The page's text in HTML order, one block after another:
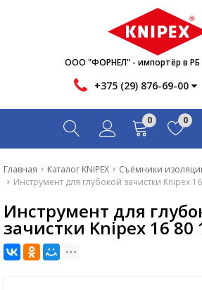
ООО "ФОРНЕЛ" - импортёр в РБ
+375 (29) 876-69-00
Каталог
Новости
0 0
Главная Каталог KNIPEX
Съёмники
Инструмент для глубокой зачистки Knipex
Инструмент для
зачистки Knipex 16 80
Новости
Акции
Инфо
Контакты
Вопрос-ответ